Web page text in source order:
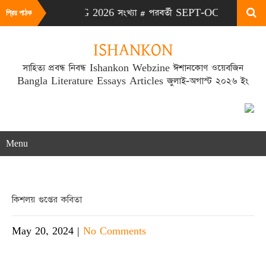
প্রিয় পাঠক
# এটা JULY-AUG 2026 সংখ্যা # পরবর্তী SEPT-OCT 2026
ISHANKON
সাহিত্য প্রবন্ধ নিবন্ধ Ishankon Webzine ঈশানকোণ ওয়েবজিন
Bangla Literature Essays Articles জুলাই-অগাস্ট ২০২৬ ইং
Menu
কিশলয় গুপ্তের কবিতা
May 20, 2024 | No Comments